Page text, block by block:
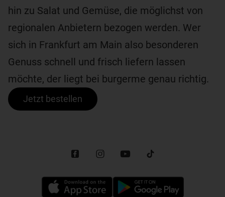
hin zu Salat und Gemüse, die möglichst von
regionalen Anbietern bezogen werden. Wer
sich in Frankfurt am Main also besonderen
Genuss schnell und frisch liefern lassen
möchte, der liegt bei burgerme genau richtig.
Jetzt bestellen